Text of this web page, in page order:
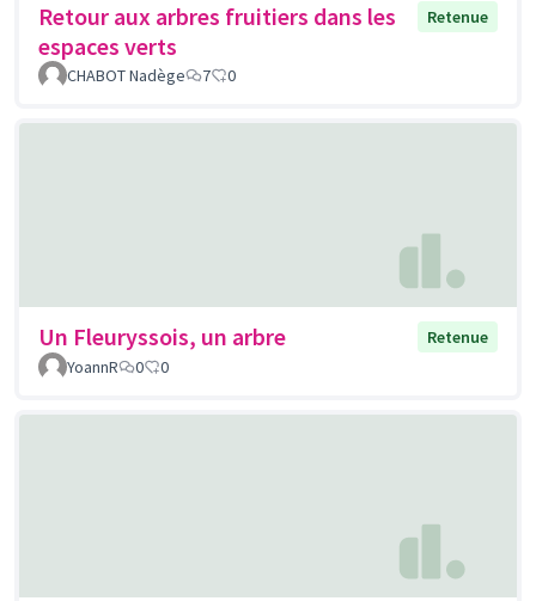
Retour aux arbres fruitiers dans les
espaces verts
Retenue
CHABOT Nadège 7 0
Un Fleuryssois, un arbre
Retenue
YoannR
0 0